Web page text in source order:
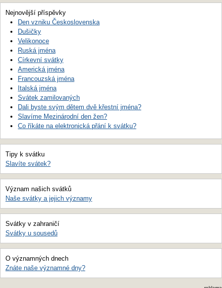
Nejnovější příspěvky
Den vzniku Československa
Dušičky
Velikonoce
Ruská jména
Církevní svátky
Americká jména
Francouzská jména
Italská jména
Svátek zamilovaných
Dali byste svým dětem dvě křestní jména?
Slavíme Mezinárodní den žen?
Co říkáte na elektronická přání k svátku?
Tipy k svátku
Slavíte svátek?
Význam našich svátků
Naše svátky a jejich významy
Svátky v zahraničí
Svátky u sousedů
O významných dnech
Znáte naše významné dny?